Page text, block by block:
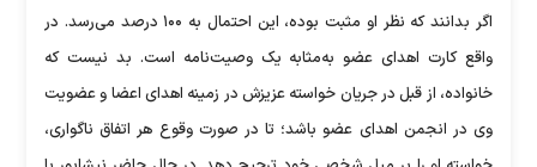
اگر بدانند که نظر او مثبت بوده، این احتمال به ۱۰۰ درصد می‌رسد. در
واقع کارت اهدای عضو به‌مثابه یک وصیت‌نامه است. بد نیست که
خانواده، از قبل در جریان خواسته عزیزش در زمینه اهدای اعضا و عضویت
وی در انجمن اهدای عضو باشد؛ تا در صورت وقوع هر اتفاق ناگواری،